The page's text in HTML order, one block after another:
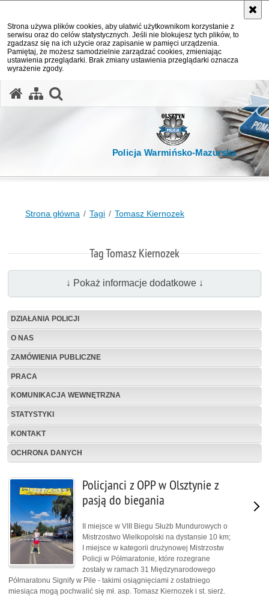
Strona używa plików cookies, aby ułatwić użytkownikom korzystanie z
serwisu oraz do celów statystycznych. Jeśli nie blokujesz tych plików, to
zgadzasz się na ich użycie oraz zapisanie w pamięci urządzenia.
Pamiętaj, że możesz samodzielnie zarządzać cookies, zmieniając
ustawienia przeglądarki. Brak zmiany ustawienia przeglądarki oznacza
wyrażenie zgody.
Policja Warmińsko-Mazurska
Strona główna Tagi Tomasz Kiernozek
Tag Tomasz Kiernozek
↓ Pokaż informacje dodatkowe ↓
DZIAŁANIA POLICJI
O NAS
ZAMÓWIENIA PUBLICZNE
PRACA
KOMUNIKACJA WEWNĘTRZNA
STATYSTYKI
KONTAKT
OCHRONA DANYCH
Policjanci z OPP w Olsztynie z
pasją do biegania
II miejsce w VIII Biegu Służb Mundurowych o
Mistrzostwo Wielkopolski na dystansie 10 km;
I miejsce w kategorii drużynowej Mistrzostw
Policji w Półmaratonie, które rozegrane
zostały w ramach 31 Międzynarodowego
Półmaratonu Signify w Pile - takimi osiągnięciami z ostatniego
miesiąca mogą pochwalić się mł. asp. Tomasz Kiernozek i st. sierż.